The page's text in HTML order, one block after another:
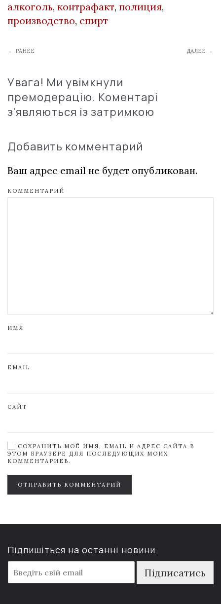
алкоголь, контрафакт, полиция,
производство, спирт
← РАНЕЕ ДАЛЕЕ →
Увага! Ми увімкнули
премодерацію. Коментарі
з'являються із затримкою
Добавить комментарий
Ваш адрес email не будет опубликован.
КОММЕНТАРИЙ
ИМЯ
EMAIL
САЙТ
СОХРАНИТЬ МОЁ ИМЯ, EMAIL И АДРЕС САЙТА В
ЭТОМ БРАУЗЕРЕ ДЛЯ ПОСЛЕДУЮЩИХ МОИХ
КОММЕНТАРИЕВ.
ОТПРАВИТЬ КОММЕНТАРИЙ
Підпишіться на останні новини
m
a
Підписатись